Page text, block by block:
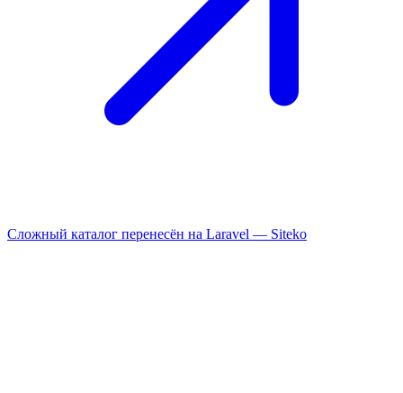
Сложный каталог перенесён на Laravel — Siteko